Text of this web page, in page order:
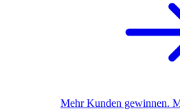
Mehr Kunden gewinnen.